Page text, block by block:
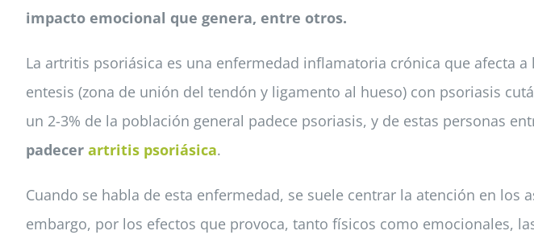
impacto emocional que genera, entre otros.
La artritis psoriásica es una enfermedad inflamatoria crónica que afecta
entesis (zona de unión del tendón y ligamento al hueso) con psoriasis
un 2-3% de la población general padece psoriasis, y de estas personas
padecer artritis psoriásica.
Cuando se habla de esta enfermedad, se suele centrar la atención en los
embargo, por los efectos que provoca, tanto físicos como emocionales,